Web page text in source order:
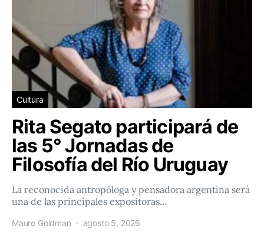
Cultura
Rita Segato participará de
las 5° Jornadas de
Filosofía del Río Uruguay
La reconocida antropóloga y pensadora argentina será
una de las principales expositoras…
Mauro Goldman agosto 5, 2026